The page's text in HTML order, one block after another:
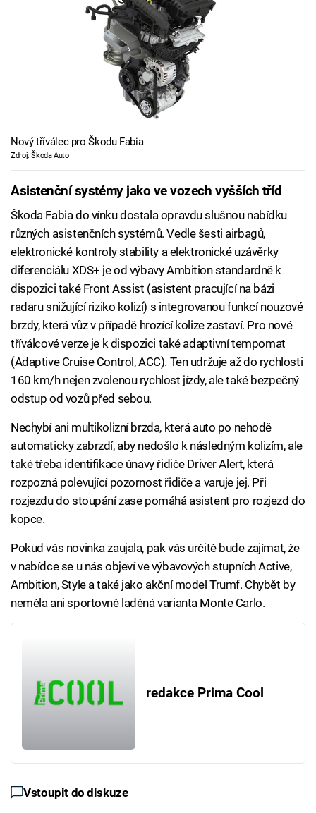
Nový tříválec pro Škodu Fabia
Zdroj: Škoda Auto
Asistenční systémy jako ve vozech vyšších tříd
Škoda Fabia do vínku dostala opravdu slušnou nabídku
různých asistenčních systémů. Vedle šesti airbagů,
elektronické kontroly stability a elektronické uzávěrky
diferenciálu XDS+ je od výbavy Ambition standardně k
dispozici také Front Assist (asistent pracující na bázi
radaru snižující riziko kolizí) s integrovanou funkcí nouzové
brzdy, která vůz v případě hrozící kolize zastaví. Pro nové
tříválcové verze je k dispozici také adaptivní tempomat
(Adaptive Cruise Control, ACC). Ten udržuje až do rychlosti
160 km/h nejen zvolenou rychlost jízdy, ale také bezpečný
odstup od vozů před sebou.
Nechybí ani multikolizní brzda, která auto po nehodě
automaticky zabrzdí, aby nedošlo k následným kolizím, ale
také třeba identifikace únavy řidiče Driver Alert, která
rozpozná polevující pozornost řidiče a varuje jej. Při
rozjezdu do stoupání zase pomáhá asistent pro rozjezd do
kopce.
Pokud vás novinka zaujala, pak vás určitě bude zajímat, že
v nabídce se u nás objeví ve výbavových stupních Active,
Ambition, Style a také jako akční model Trumf. Chybět by
neměla ani sportovně laděná varianta Monte Carlo.
redakce Prima Cool
Vstoupit do diskuze